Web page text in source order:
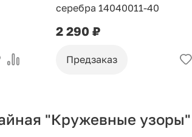
серебра 14040011-40
2 290 ₽
Предзаказ
"Кружевные узоры"